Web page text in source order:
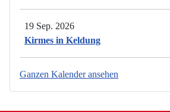
19 Sep. 2026
Kirmes in Keldung
Ganzen Kalender ansehen